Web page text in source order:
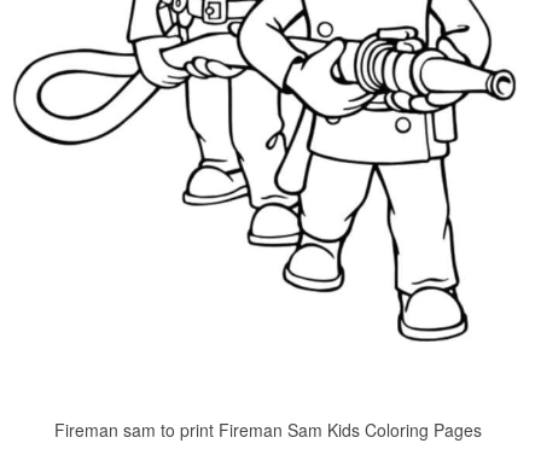
Fireman sam to print Fireman Sam Kids Coloring Pages